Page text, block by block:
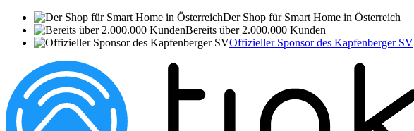
Der Shop für Smart Home in Österreich
Bereits über 2.000.000 Kunden
Offizieller Sponsor des Kapfenberger SV